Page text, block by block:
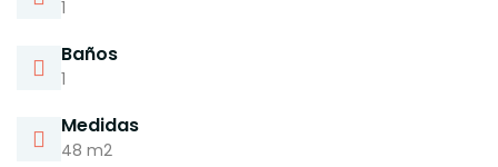
1
Baños
1
Medidas
48 m2